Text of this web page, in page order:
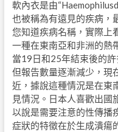
軟內衣是由
也被稱為有遠見的疾病，
您知道疾病名稱，實際上
一種在東南亞和非洲的熱
當19日和25年結束後的
但報告數量逐漸減少，現
近，據說這種情況是在東
見情況。日本人喜歡出國
以說是需要注意的性傳播
症狀的特徵在於生成潰瘍